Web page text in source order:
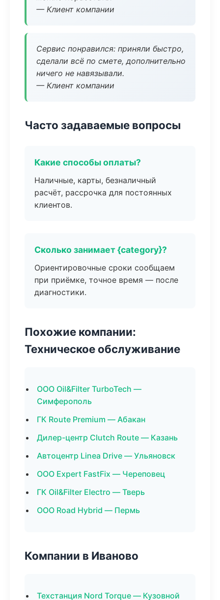
— Клиент компании
Сервис понравился: приняли быстро,
сделали всё по смете, дополнительно
ничего не навязывали.
— Клиент компании
Часто задаваемые вопросы
Какие способы оплаты?
Наличные, карты, безналичный
расчёт, рассрочка для постоянных
клиентов.
Сколько занимает {category}?
Ориентировочные сроки сообщаем
при приёмке, точное время — после
диагностики.
Похожие компании:
Техническое обслуживание
ООО Oil&Filter TurboTech —
Симферополь
ГК Route Premium — Абакан
Дилер-центр Clutch Route — Казань
Автоцентр Linea Drive — Ульяновск
ООО Expert FastFix — Череповец
ГК Oil&Filter Electro — Тверь
ООО Road Hybrid — Пермь
Компании в Иваново
Техстанция Nord Torque — Кузовной